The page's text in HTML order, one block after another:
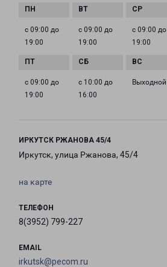
с 09:00 до
19:00
с 09:00 до
19:00
с 09:00 до
19:00
с 09:00 до
19:00
с 10:00 до
16:00
Выходной
ИРКУТСК РЖАНОВА 45/4
Иркутск, улица Ржанова, 45/4
на карте
ТЕЛЕФОН
8(3952) 799-227
EMAIL
irkutsk@pecom.ru